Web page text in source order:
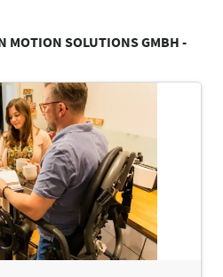
MOTION SOLUTIONS GMBH -